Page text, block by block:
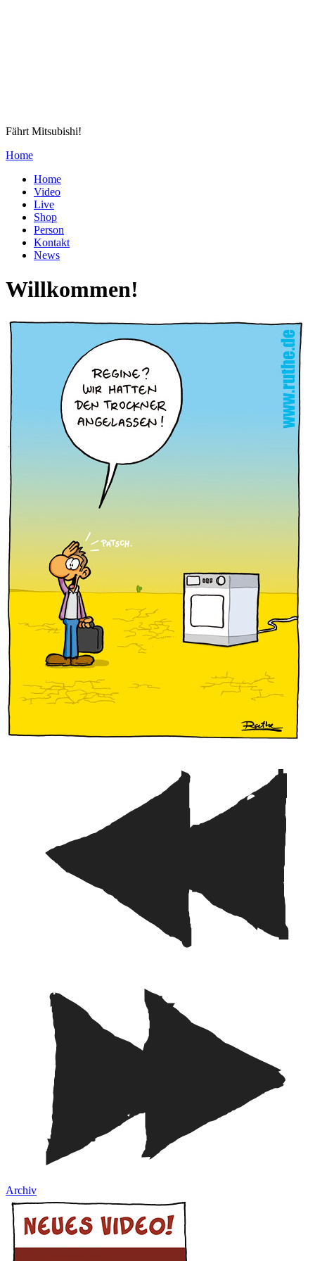
Fährt Mitsubishi!
Home
Home
Video
Live
Shop
Person
Kontakt
News
Willkommen!
Archiv